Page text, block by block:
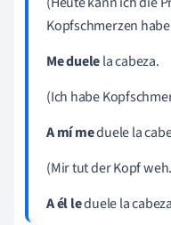
Kopfschmerzen
Me duelela cabeza.
(Ich habe
A mímeduele la
(Mir tut der Kopf
A élleduele la